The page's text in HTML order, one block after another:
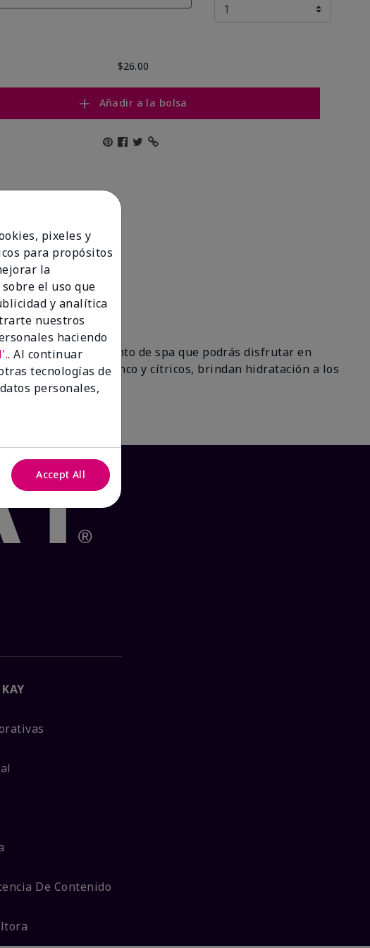
$26.00
Añadir a la bolsa
con un tratamiento de spa que podrás disfrutar en
sabor de té blanco y cítricos, brindan hidratación a los
te espera!
De Contenido
pixeles y
para propósitos
la
el uso que
y analítica
nuestros
haciendo
. Al continuar
tecnologías de
personales,
Accept All